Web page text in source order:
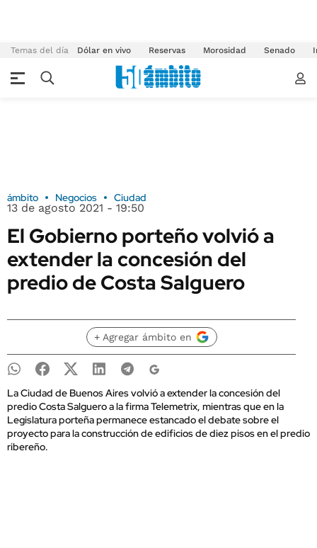
Temas del día Dólar en vivo Reservas Morosidad Senado
ámbito Negocios Ciudad
13 de agosto 2021 - 19:50
El Gobierno porteño volvió a
extender la concesión del
predio de Costa Salguero
+ Agregar ámbito en
La Ciudad de Buenos Aires volvió a extender la concesión del
predio Costa Salguero a la firma Telemetrix, mientras que en la
Legislatura porteña permanece estancado el debate sobre el
proyecto para la construcción de edificios de diez pisos en el predio
ribereño.